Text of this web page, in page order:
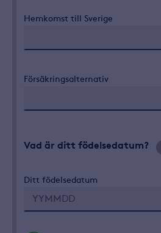
Hemkomst till Sverige
Försäkringsalternativ
Vad är ditt födelsedatum?
Ditt födelsedatum